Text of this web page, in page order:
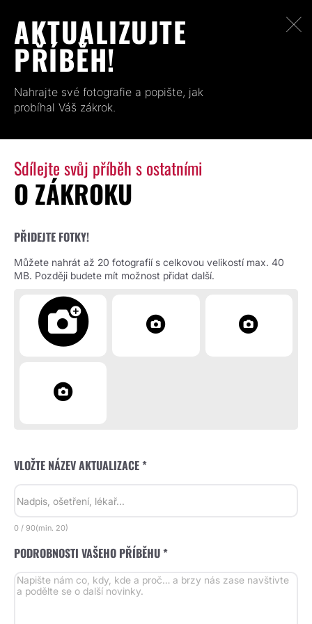
AKTUALIZUJTE
PŘÍBĚH!
Nahrajte své fotografie a popište, jak
probíhal Váš zákrok.
Sdílejte svůj příběh s ostatními
O ZÁKROKU
PŘIDEJTE FOTKY!
Můžete nahrát až 20 fotografií s celkovou velikostí max. 40
MB. Později budete mít možnost přidat další.
VLOŽTE NÁZEV AKTUALIZACE *
0 / 90(min. 20)
PODROBNOSTI VAŠEHO PŘÍBĚHU *